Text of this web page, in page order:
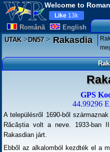
Welcome to
Românã English
Like 13k
UTAK>DN57>Rakasdia
GPS
44.99296
A településről 1690-ből
Răcăștia volt a neve. 1933-ban
Rakasdian járt.
Ebből az alkalomból kezdték el a